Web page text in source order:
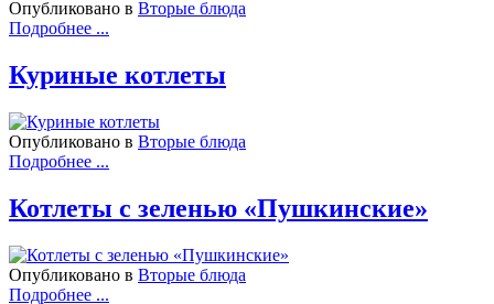
Опубликовано в Вторые блюда
Подробнее ...
Куриные котлеты
Опубликовано в Вторые блюда
Подробнее ...
Котлеты с зеленью «Пушкинские»
Опубликовано в Вторые блюда
Подробнее ...